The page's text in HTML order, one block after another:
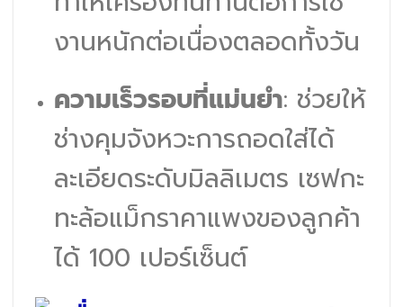
งานหนักต่อเนื่องตลอดทั้งวัน
ความเร็วรอบที่แม่นยำ: ช่วยให้
ช่างคุมจังหวะการถอดใส่ได้
ละเอียดระดับมิลลิเมตร เซฟกะ
ทะล้อแม็กราคาแพงของลูกค้า
ได้ 100 เปอร์เซ็นต์